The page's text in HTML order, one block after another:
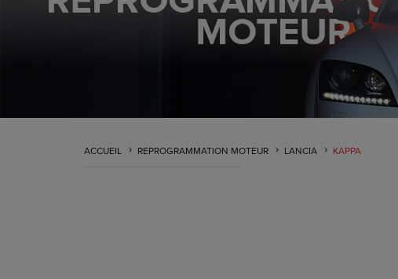
ACCUEIL REPROGRAMMATION MOTEUR LANCIA KAPPA